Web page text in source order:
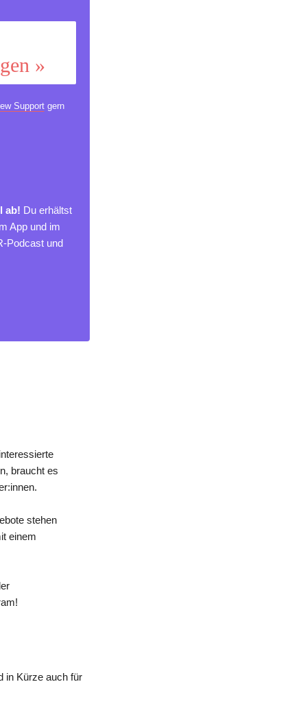
»
Supportgern
ab! Du erhältst
App und im
Podcast und
braucht es
stehen
einem
in Kürze auch für